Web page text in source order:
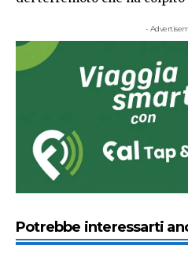
-
Potrebbe interessarti